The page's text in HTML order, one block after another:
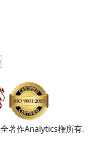
著作Analytics権所有.